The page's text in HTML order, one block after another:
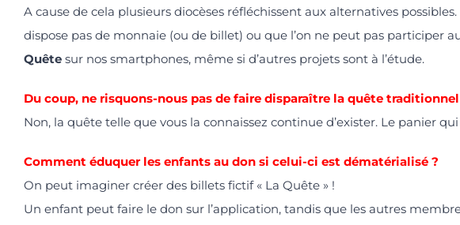
A cause de cela plusieurs diocèses réfléchissent aux alternatives
dispose pas de monnaie (ou de billet) ou que l’on ne peut pas participer
Quête sur nos smartphones, même si d’autres projets sont à l’étude.
Du coup, ne risquons-nous pas de faire disparaître la quête
Non, la quête telle que vous la connaissez continue d’exister. Le panier
Comment éduquer les enfants au don si celui-ci est dématérialisé ?
On peut imaginer créer des billets fictif « La Quête » !
Un enfant peut faire le don sur l’application, tandis que les autres